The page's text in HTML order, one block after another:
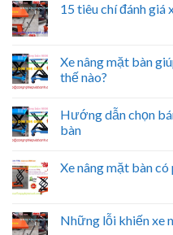
15 tiêu chí đánh
Xe nâng mặt bàn
thế nào?
Hướng dẫn chọn
bàn
Xe nâng mặt bàn
Những lỗi khiến xe